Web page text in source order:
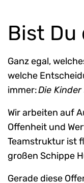
Bist Du
Ganz egal,
welche
immer:Die
Wir arbeiten auf
Offenheit und
Teamstruktur ist
großen Schippe
Gerade diese